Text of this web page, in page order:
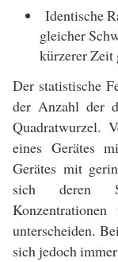
Identische
gleicher
kürzerer Zeit
Der statistische
der Anzahl der
Quadratwurzel.
eines Gerätes
Gerätes mit
sich deren
unterscheiden.
sich jedoch